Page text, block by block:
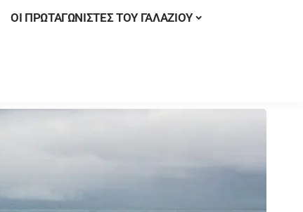
ΟΙ ΠΡΩΤΑΓΩΝΙΣΤΕΣ ΤΟΥ ΓΑΛΑΖΙΟΥ